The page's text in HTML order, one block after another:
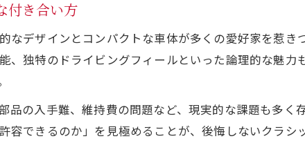
信頼できるクラシックミニ中古車の見極め方
クラシックミニ購入時の注意点と失敗例から学ぶ
クラシックミニ購入で失敗しないための準備方法
クラシックミニ視点で見るローバーミニとミニクー
付き合い方
なデザインとコンパクトな車体が多くの愛好家を惹き
、独特のドライビングフィールといった論理的な魅
品の入手難、維持費の問題など、現実的な課題も多く
容できるのか」を見極めることが、後悔しないクラシ